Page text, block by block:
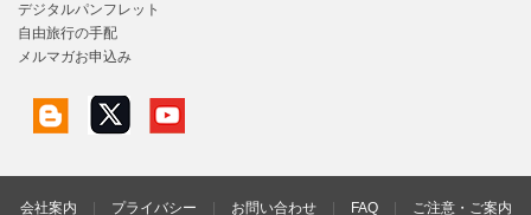
デジタルパンフレット
自由旅行の手配
メルマガお申込み
会社案内 プライバシー お問い合わせ FAQ ご注意・ご案内